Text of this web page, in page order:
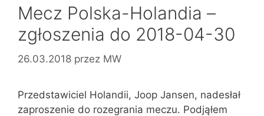
Mecz Polska-Holandia –
zgłoszenia do 2018-04-30
26.03.2018 przez MW
Przedstawiciel Holandii, Joop Jansen, nadesłał
zaproszenie do rozegrania meczu. Podjąłem